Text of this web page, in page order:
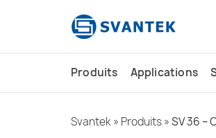
Produits Applications
Svantek» Produits»SV 36 –